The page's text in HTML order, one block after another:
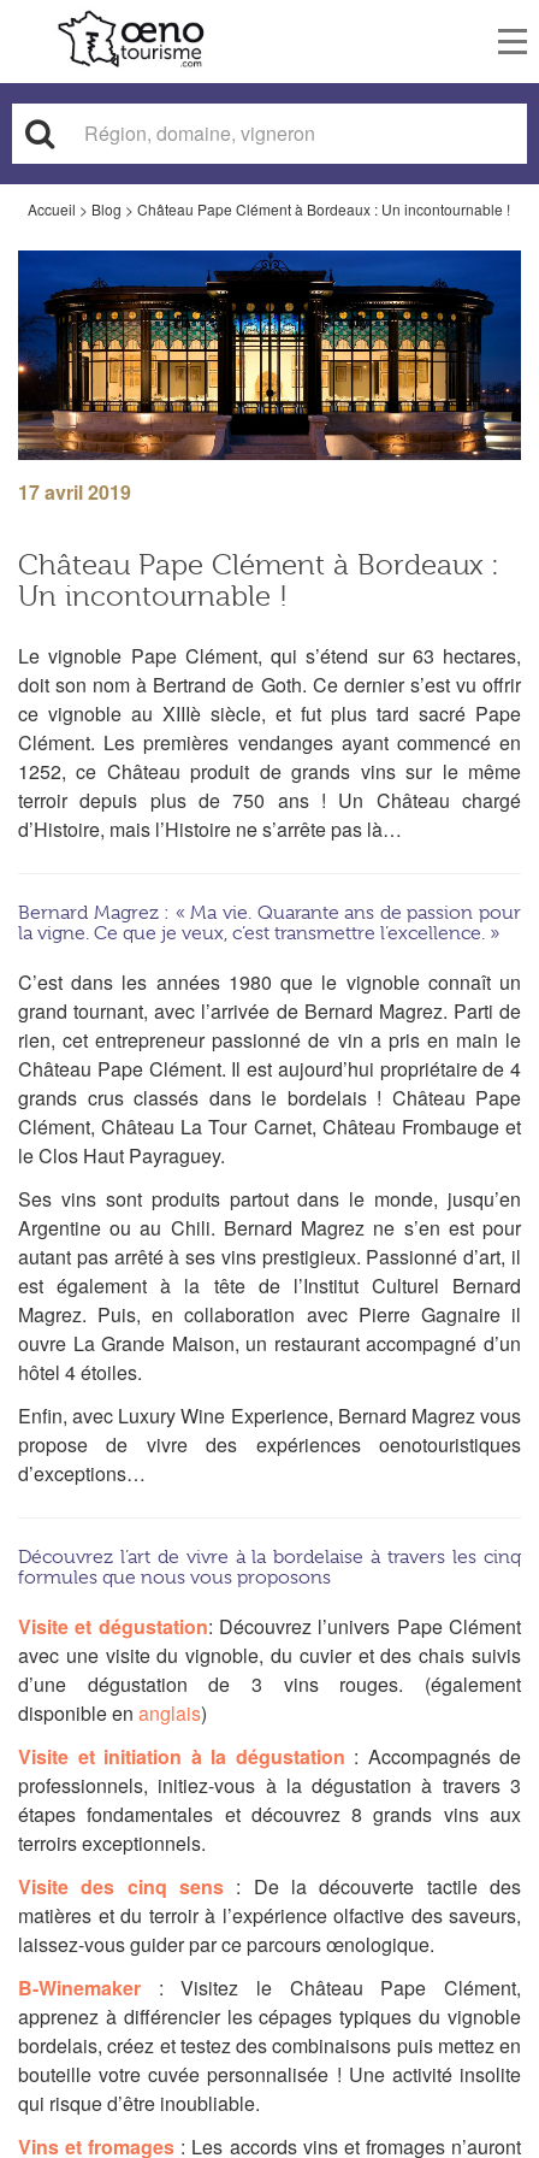
Accueil > Blog > Château Pape Clément à Bordeaux : Un incontournable !
17 avril 2019
Château Pape Clément à Bordeaux :
Un incontournable !
Le vignoble Pape Clément, qui s’étend sur 63 hectares,
doit son nom à Bertrand de Goth. Ce dernier s’est vu offrir
ce vignoble au XIIIè siècle, et fut plus tard sacré Pape
Clément. Les premières vendanges ayant commencé en
1252, ce Château produit de grands vins sur le même
terroir depuis plus de 750 ans ! Un Château chargé
d’Histoire, mais l’Histoire ne s’arrête pas là…
Bernard Magrez : « Ma vie. Quarante ans de passion pour
la vigne. Ce que je veux, c’est transmettre l’excellence. »
C’est dans les années 1980 que le vignoble connaît un
grand tournant, avec l’arrivée de Bernard Magrez. Parti de
rien, cet entrepreneur passionné de vin a pris en main le
Château Pape Clément. Il est aujourd’hui propriétaire de 4
grands crus classés dans le bordelais ! Château Pape
Clément, Château La Tour Carnet, Château Frombauge et
le Clos Haut Payraguey.
Ses vins sont produits partout dans le monde, jusqu’en
Argentine ou au Chili. Bernard Magrez ne s’en est pour
autant pas arrêté à ses vins prestigieux. Passionné d’art, il
est également à la tête de l’Institut Culturel Bernard
Magrez. Puis, en collaboration avec Pierre Gagnaire il
ouvre La Grande Maison, un restaurant accompagné d’un
hôtel 4 étoiles.
Enfin, avec Luxury Wine Experience, Bernard Magrez vous
propose de vivre des expériences oenotouristiques
d’exceptions…
Découvrez l’art de vivre à la bordelaise à travers les cinq
formules que nous vous proposons
Visite et dégustation: Découvrez l’univers Pape Clément
avec une visite du vignoble, du cuvier et des chais suivis
d’une dégustation de 3 vins rouges. (également
disponible en anglais)
Visite et initiation à la dégustation : Accompagnés de
professionnels, initiez-vous à la dégustation à travers 3
étapes fondamentales et découvrez 8 grands vins aux
terroirs exceptionnels.
Visite des cinq sens : De la découverte tactile des
matières et du terroir à l’expérience olfactive des saveurs,
laissez-vous guider par ce parcours œnologique.
B-Winemaker : Visitez le Château Pape Clément,
apprenez à différencier les cépages typiques du vignoble
bordelais, créez et testez des combinaisons puis mettez en
bouteille votre cuvée personnalisée ! Une activité insolite
qui risque d’être inoubliable.
Vins et fromages : Les accords vins et fromages n’auront